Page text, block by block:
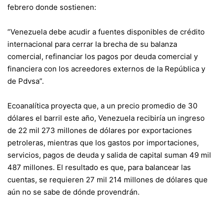
febrero donde sostienen:
“Venezuela debe acudir a fuentes disponibles de crédito
internacional para cerrar la brecha de su balanza
comercial, refinanciar los pagos por deuda comercial y
financiera con los acreedores externos de la República y
de Pdvsa”.
Ecoanalítica proyecta que, a un precio promedio de 30
dólares el barril este año, Venezuela recibiría un ingreso
de 22 mil 273 millones de dólares por exportaciones
petroleras, mientras que los gastos por importaciones,
servicios, pagos de deuda y salida de capital suman 49 mil
487 millones. El resultado es que, para balancear las
cuentas, se requieren 27 mil 214 millones de dólares que
aún no se sabe de dónde provendrán.